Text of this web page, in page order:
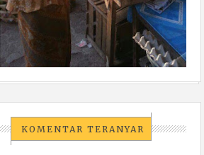
KOMENTAR TERANYAR